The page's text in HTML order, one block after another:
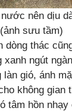
nên dịu
(ảnh sưu tầm)
dòng thác
xanh ngút
gió, ánh
không gian
tâm hồn nhạy